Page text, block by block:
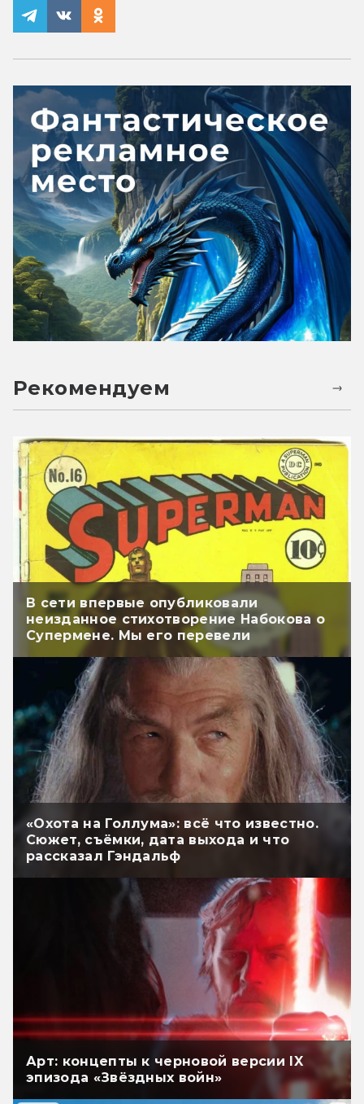
Рекомендуем
В сети впервые опубликовали
неизданное стихотворение Набокова о
Супермене. Мы его перевели
«Охота на Голлума»: всё что известно.
Сюжет, съёмки, дата выхода и что
рассказал Гэндальф
Арт: концепты к черновой версии IX
эпизода «Звёздных войн»